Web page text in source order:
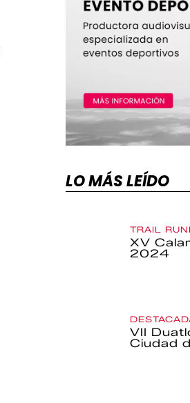
LO MÁS LEÍDO
TRAIL
XV
2024
VII
Ciudad